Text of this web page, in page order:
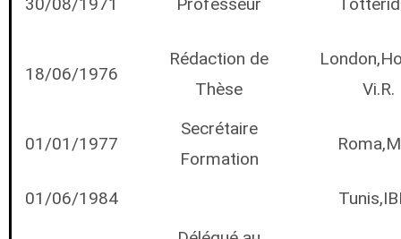
18/06/1976
Rédaction de
Thèse
Vi.R.
01/01/1977
Secrétaire
Formation
01/06/1984